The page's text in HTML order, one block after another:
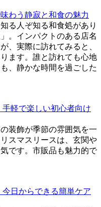
わう静寂と和食の魅力
る人ぞ知る和食処があり
。インパクトのある店名
、実際に訪れてみると、
ます。誰と訪れても心地
、静かな時間を過ごした
軽で楽しい初心者向け
装飾が季節の雰囲気を一
スマスリースは、玄関や
です。市販品も魅力的で
日からできる簡単ケア